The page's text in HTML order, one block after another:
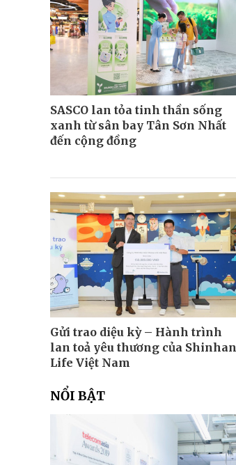
SASCO lan tỏa tinh thần sống
xanh từ sân bay Tân Sơn Nhất
đến cộng đồng
Gửi trao diệu kỳ – Hành trình
lan toả yêu thương của Shinhan
Life Việt Nam
NỔI BẬT